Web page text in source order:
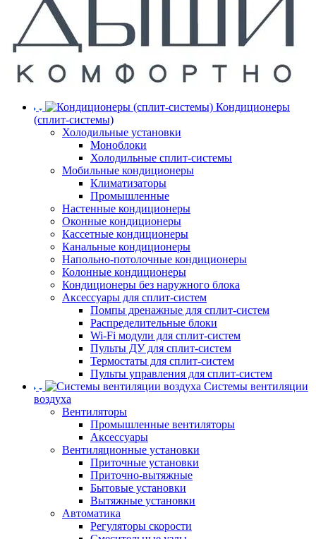
Кондиционеры
(сплит-системы)
Холодильные установки
Моноблоки
Холодильные сплит-системы
Мобильные кондиционеры
Климатизаторы
Промышленные
Настенные кондиционеры
Оконные кондиционеры
Кассетные кондиционеры
Канальные кондиционеры
Напольно-потолочные кондиционеры
Колонные кондиционеры
Кондиционеры без наружного блока
Аксессуары для сплит-систем
Помпы дренажные для сплит-систем
Распределительные блоки
Wi-Fi модули для сплит-систем
Пульты ДУ для сплит-систем
Термостаты для сплит-систем
Пульты управления для сплит-систем
Системы вентиляции
воздуха
Вентиляторы
Промышленные вентиляторы
Аксессуары
Вентиляционные установки
Приточные установки
Приточно-вытяжные
Бытовые установки
Вытяжные установки
Автоматика
Регуляторы скорости